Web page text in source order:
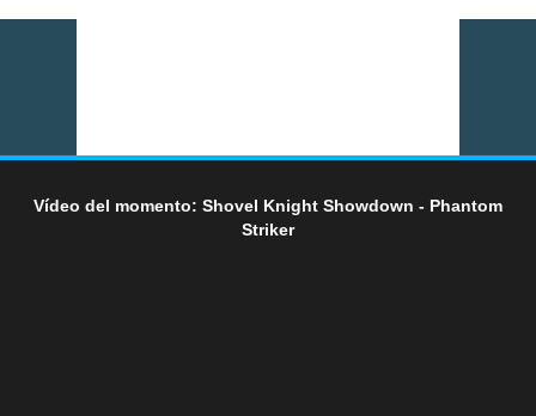
Vídeo del momento: Shovel Knight Showdown - Phantom
Striker